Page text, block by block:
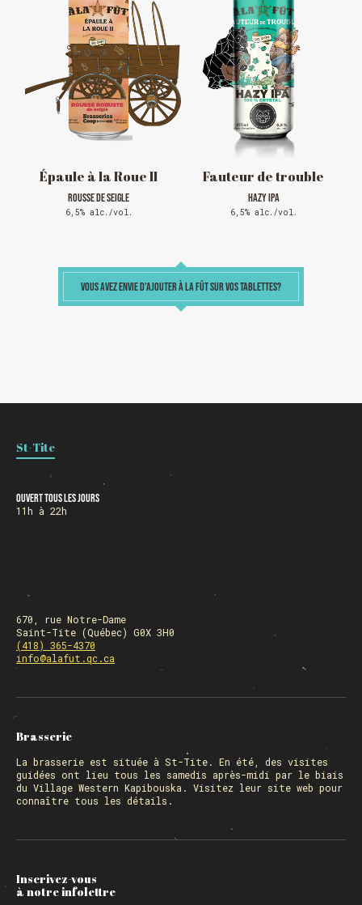
Épaule à la Roue II
ROUSSE DE SEIGLE
6,5% alc./vol.
Fauteur de trouble
HAZY IPA
6,5% alc./vol.
VOUS AVEZ ENVIE D'AJOUTER À LA FÛT SUR VOS TABLETTES?
St-Tite
Ouvert tous les jours
11h à 22h
670, rue Notre-Dame
Saint-Tite (Québec) G0X 3H0
(418) 365-4370
info@alafut.qc.ca
Brasserie
La brasserie est située à St-Tite. En été, des visites
guidées ont lieu tous les samedis après-midi par le biais
du Village Western Kapibouska. Visitez leur site web pour
connaître tous les détails.
Inscrivez-vous
à notre infolettre